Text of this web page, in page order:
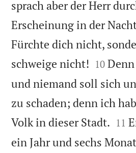
sprach aber der Herr
Erscheinung in der
Fürchte dich nicht,
schweige nicht! 

10
und niemand soll sich
zu schaden; denn ich
Volk in dieser Stadt. 

11
ein Jahr und sechs